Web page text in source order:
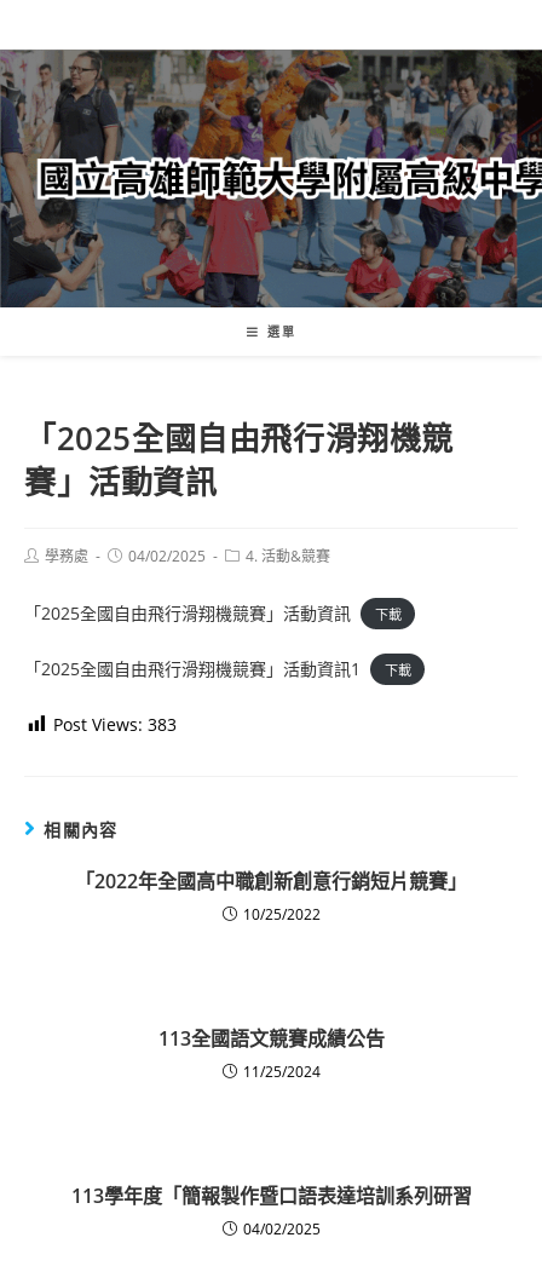
轉
至
主
內
容
選單
「2025全國自由飛行滑翔機競
賽」活動資訊
Post學務處
Post04/02/2025
Post4. 活動&競賽
「2025全國自由飛行滑翔機競賽」活動資訊 下載
「2025全國自由飛行滑翔機競賽」活動資訊1 下載
Post Views: 383
相關內容
「2022年全國高中職創新創意行銷短片競賽」
10/25/2022
113全國語文競賽成績公告
11/25/2024
113學年度「簡報製作暨口語表達培訓系列研習
04/02/2025